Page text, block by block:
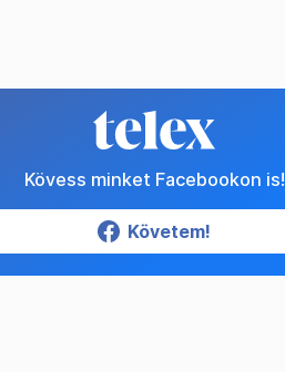
Kövess minket Facebookon is!
Követem!